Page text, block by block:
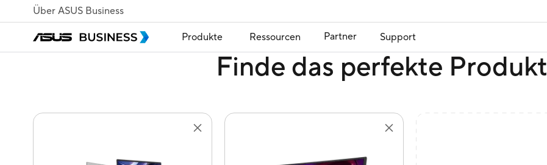
Über ASUS Business
Produkte Ressourcen Partner Support
Finde das perfekte Produkt